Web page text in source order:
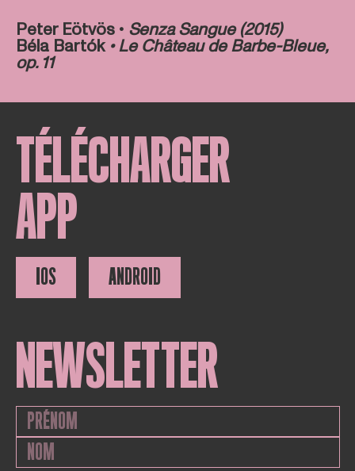
Peter Eötvös • Senza Sangue (2015)
Béla Bartók • Le Château de Barbe-Bleue,
op. 11
TÉLÉCHARGER
APP
IOS ANDROID
NEWSLETTER